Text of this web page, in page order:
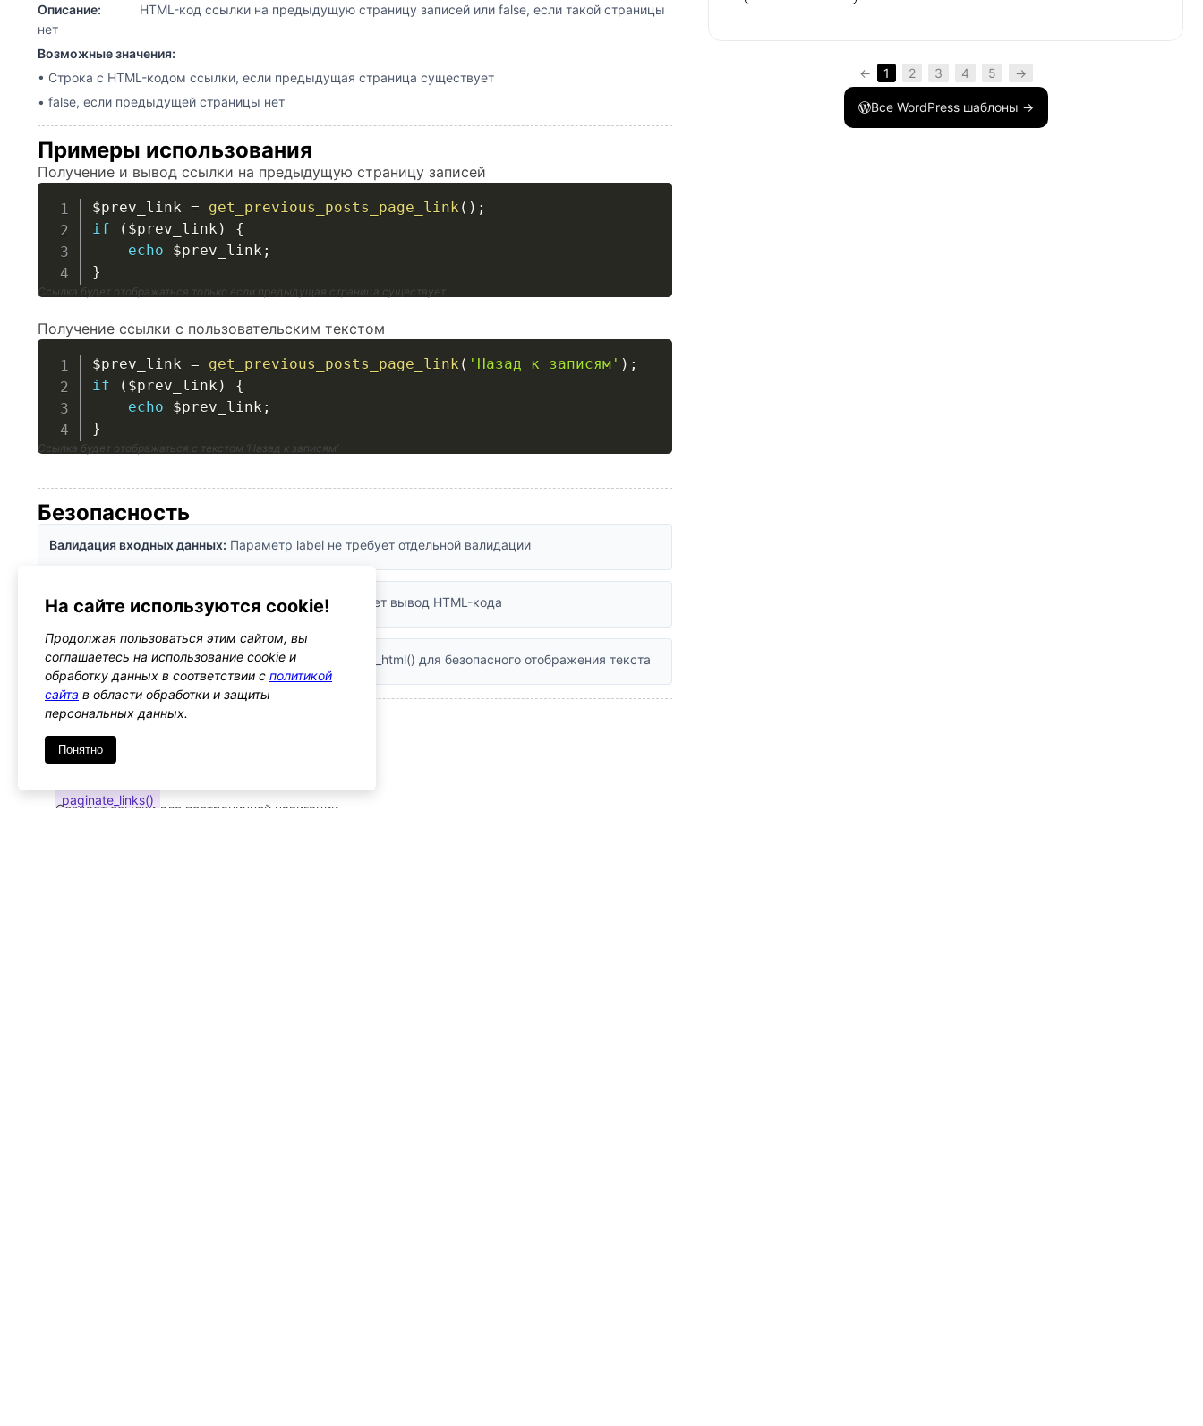
Описание:
HTML-код ссылки на предыдущую страницу записей или false, если такой страницы
нет
Возможные значения:
• Строка с HTML-кодом ссылки, если предыдущая страница существует
• false, если предыдущей страницы нет
Примеры использования
Получение и вывод ссылки на предыдущую страницу записей
$prev_link = get_previous_posts_page_link ( ) ;
if
( $prev_link )
{
echo
$prev_link ;
}
Ссылка будет отображаться только если предыдущая страница существует
Получение ссылки с пользовательским текстом
$prev_link = get_previous_posts_page_link ( 'Назад к записям' ) ;
if
( $prev_link )
{
echo
$prev_link ;
}
Ссылка будет отображаться с текстом ‘Назад к записям’
Безопасность
Валидация входных данных: Параметр label не требует отдельной валидации
Санитизация:WordPress автоматически обрабатывает вывод HTML-кода
Рекомендации:При выводе ссылки используйте esc_html() для безопасного отображения текста
— Связанные функции
get_next_posts_page_link()
paginate_links()
Создает ссылки для постраничной навигации
← 1 2 3 4 5 →
Все WordPress шаблоны →
На сайте используются cookie!
Продолжая пользоваться этим сайтом, вы
соглашаетесь на использование cookie и
обработку данных в соответствии с политикой
сайта в области обработки и защиты
персональных данных.
Понятно